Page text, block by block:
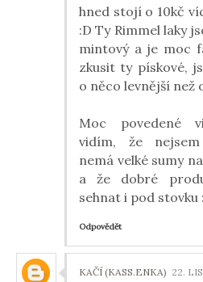
hned stojí o 10kč
:D Ty Rimmel laky
mintový a je moc
zkusit ty pískové,
o něco levnější než
Moc povedené
vidím, že
nemá velké sumy
a že dobré
sehnat i pod stovku
Odpovědět
KAČÍ (KASS.ENKA) 22.